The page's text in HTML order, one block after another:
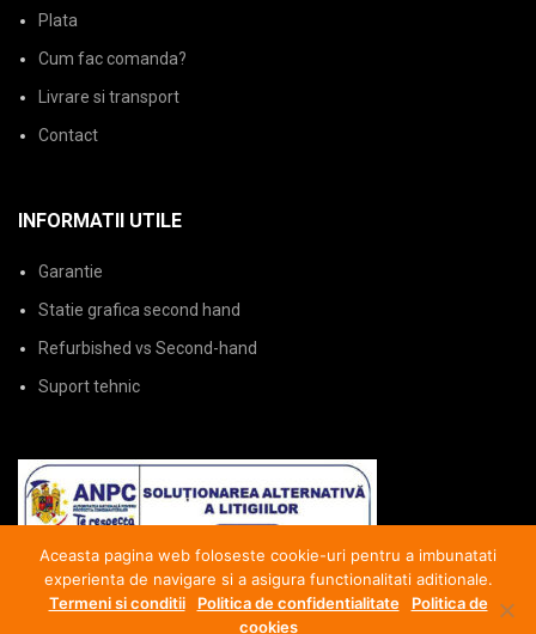
Plata
Cum fac comanda?
Livrare si transport
Contact
INFORMATII UTILE
Garantie
Statie grafica second hand
Refurbished vs Second-hand
Suport tehnic
Aceasta pagina web foloseste cookie-uri pentru a imbunatati
experienta de navigare si a asigura functionalitati aditionale.
Termeni si conditii
Politica de confidentialitate
Politica de
cookies